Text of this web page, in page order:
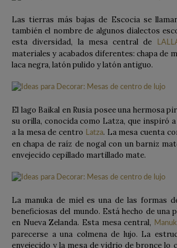
Las tierras más bajas de Escocia se
también el nombre de algunos dialectos
esta diversidad, la mesa central de
materiales y acabados diferentes: chapa de
laca negra, latón pulido y latón antiguo.
El lago Baikal en Rusia posee una hermosa
su orilla, conocida como Latza, que inspiró
a la mesa de centro Latza. La mesa cuenta
en chapa de raíz de nogal con un barniz
envejecido cepillado martillado mate.
La manuka de miel es una de las formas
beneficiosas del mundo. Está hecho de una
en Nueva Zelanda. Esta mesa central,
parecerse a una colmena de lujo. La
envejecido y la mesa de vidrio de bronce lo